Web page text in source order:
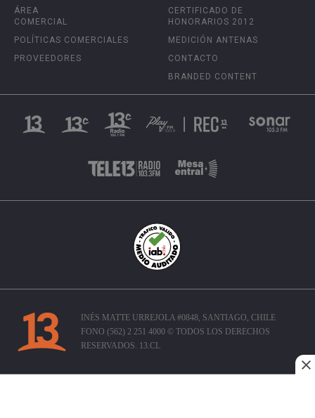
ÁREA
COMERCIAL
POLÍTICAS COMERCIALES
PROVEEDORES
CERTIFICADO DE
HONORARIOS 2012
MEDICIÓN ANTENAS
CONTACTO
BRANDED CONTENT
INÉS MATTE URREJOLA #0848, SANTIAGO, CHILE
FONO (562) 2 251 4000 © TODOS LOS DERECHOS
RESERVADOS. 13.CL